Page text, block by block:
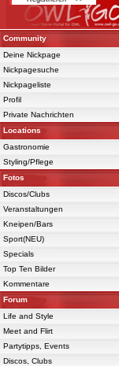
Community
Deine Nickpage
Nickpagesuche
Nickpageliste
Profil
Private Nachrichten
Locations
Gastronomie
Styling/Pflege
Fotos
Discos/Clubs
Veranstaltungen
Kneipen/Bars
Sport(NEU)
Specials
Top Ten Bilder
Kommentare
Forum
Life and Style
Meet and Flirt
Partytipps, Events
Discos, Clubs